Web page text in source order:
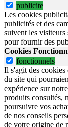
publicite
Les cookies
publicités et des
suivent les visiteurs
pour fournir des
Cookies
fonctionnels
Il s'agit des
du site qui
expérience sur
produits consultés,
poursuivre vos
de nos conseils
de votre origine de